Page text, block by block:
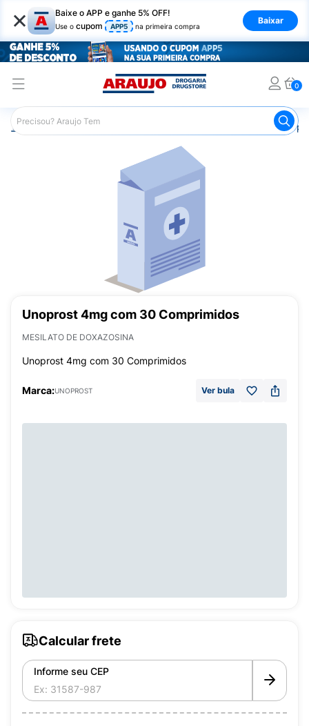
× Baixe o APP e ganhe 5% OFF!
Use o cupom APP5 na primeira compra
Baixar
0
Araujo Medicamentos Remédio
Unoprost 4mg com 30 Comprimidos
MESILATO DE DOXAZOSINA
Unoprost 4mg com 30 Comprimidos
Marca:UNOPROST Ver bula
Calcular frete
Informe seu CEP